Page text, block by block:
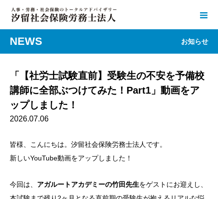
NEWS お知らせ
「【社労士試験直前】受験生の不安を予備校
講師に全部ぶつけてみた！Part1」動画をア
ップしました！
2026.07.06
皆様、こんにちは。汐留社会保険労務士法人です。
新しいYouTube動画をアップしました！
今回は、 アガルートアカデミーの竹田先生をゲストにお迎えし、